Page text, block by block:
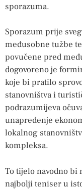
sporazuma.
Sporazum prije
međusobne tužbe
povučene pred
dogovoreno je
koje bi pratilo
stanovništva i
podrazumijeva
unapređenje
lokalnog
kompleksa.
To tijelo navodno bi
najbolji teniser u